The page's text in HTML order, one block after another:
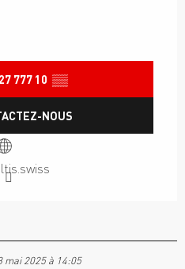
777 10 ▒▒
NOUS
mai 2025 à 14:05